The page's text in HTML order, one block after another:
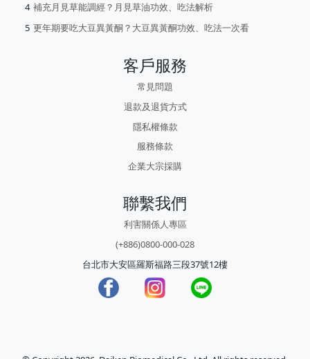
補充月見草能調經？月見草油功效、吃法解析
更年期要吃大豆異黃酮？大豆異黃酮功效、吃法一次看
客戶服務
常見問題
退款及退貨方式
隱私權條款
服務條款
企業大宗採購
聯繫我們
利害關係人專區
(+886)0800-000-028
台北市大安區羅斯福路三段37號12樓